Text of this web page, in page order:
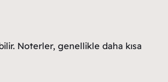
Noterler, genellikle daha kısa